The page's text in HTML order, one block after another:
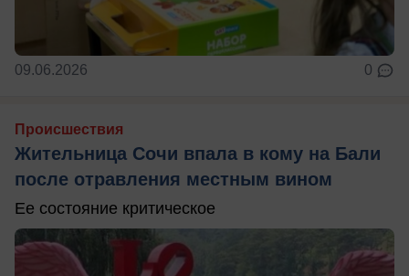
09.06.2026 0
Происшествия
Жительница Сочи впала в кому на Бали
после отравления местным вином
Ее состояние критическое